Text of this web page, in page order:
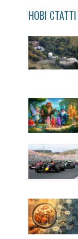
НОВІ СТАТТІ